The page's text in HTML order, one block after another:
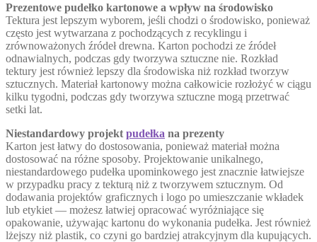
Prezentowe pudełko kartonowe a wpływ na środowisko
Tektura jest lepszym wyborem, jeśli chodzi o środowisko, ponieważ
często jest wytwarzana z pochodzących z recyklingu i
zrównoważonych źródeł drewna. Karton pochodzi ze źródeł
odnawialnych, podczas gdy tworzywa sztuczne nie. Rozkład
tektury jest również lepszy dla środowiska niż rozkład tworzyw
sztucznych. Materiał kartonowy można całkowicie rozłożyć w ciągu
kilku tygodni, podczas gdy tworzywa sztuczne mogą przetrwać
setki lat.
Niestandardowy projekt pudełka na prezenty
Karton jest łatwy do dostosowania, ponieważ materiał można
dostosować na różne sposoby. Projektowanie unikalnego,
niestandardowego pudełka upominkowego jest znacznie łatwiejsze
w przypadku pracy z tekturą niż z tworzywem sztucznym. Od
dodawania projektów graficznych i logo po umieszczanie wkładek
lub etykiet — możesz łatwiej opracować wyróżniające się
opakowanie, używając kartonu do wykonania pudełka. Jest również
lżejszy niż plastik, co czyni go bardziej atrakcyjnym dla kupujących.